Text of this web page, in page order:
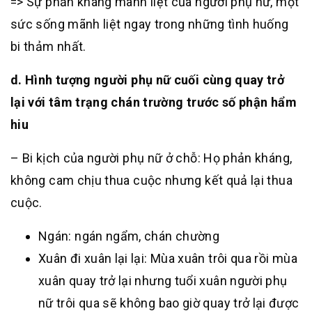
sức sống mãnh liệt ngay trong những tình huống
bi thảm nhất.
d. Hình tượng người phụ nữ cuối cùng quay trở
lại với tâm trạng chán trường trước số phận hẩm
hiu
– Bi kịch của người phụ nữ ở chỗ: Họ phản kháng,
không cam chịu thua cuộc nhưng kết quả lại thua
cuộc.
Ngán: ngán ngẩm, chán chường
Xuân đi xuân lại lại: Mùa xuân trôi qua rồi mùa
xuân quay trở lại nhưng tuổi xuân người phụ
nữ trôi qua sẽ không bao giờ quay trở lại được